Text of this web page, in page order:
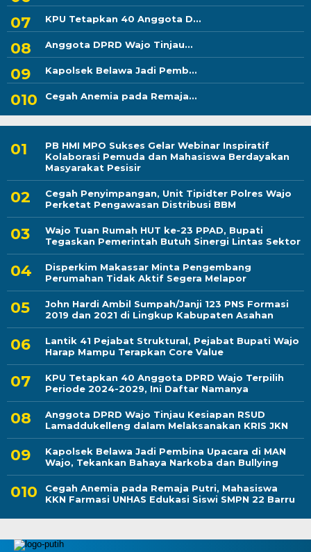
KPU Tetapkan 40 Anggota D...
Anggota DPRD Wajo Tinjau...
Kapolsek Belawa Jadi Pemb...
Cegah Anemia pada Remaja...
PB HMI MPO Sukses Gelar Webinar Inspiratif
Kolaborasi Pemuda dan Mahasiswa Berdayakan
Masyarakat Pesisir
Cegah Penyimpangan, Unit Tipidter Polres Wajo
Perketat Pengawasan Distribusi BBM
Wajo Tuan Rumah HUT ke-23 PPAD, Bupati
Tegaskan Pemerintah Butuh Sinergi Lintas Sektor
Disperkim Makassar Minta Pengembang
Perumahan Tidak Aktif Segera Melapor
John Hardi Ambil Sumpah/Janji 123 PNS Formasi
2019 dan 2021 di Lingkup Kabupaten Asahan
Lantik 41 Pejabat Struktural, Pejabat Bupati Wajo
Harap Mampu Terapkan Core Value
KPU Tetapkan 40 Anggota DPRD Wajo Terpilih
Periode 2024-2029, Ini Daftar Namanya
Anggota DPRD Wajo Tinjau Kesiapan RSUD
Lamaddukelleng dalam Melaksanakan KRIS JKN
Kapolsek Belawa Jadi Pembina Upacara di MAN
Wajo, Tekankan Bahaya Narkoba dan Bullying
Cegah Anemia pada Remaja Putri, Mahasiswa
KKN Farmasi UNHAS Edukasi Siswi SMPN 22 Barru